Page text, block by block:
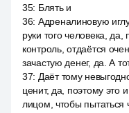
35: Блять и
36: Адреналиновую
руки того человека,
контроль, отдаётся
зачастую денег, да. А
37: Даёт тому
ценит, да, поэтому это
лицом, чтобы пытаться